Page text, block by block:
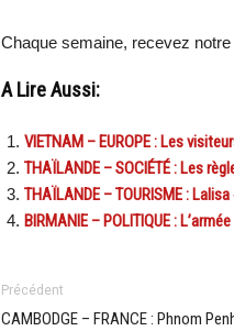
Chaque semaine, recevez notre
A Lire Aussi:
VIETNAM – EUROPE : Les
THAÏLANDE – SOCIÉTÉ : Les
THAÏLANDE – TOURISME :
BIRMANIE – POLITIQUE :
Précédent
CAMBODGE – FRANCE : Phnom